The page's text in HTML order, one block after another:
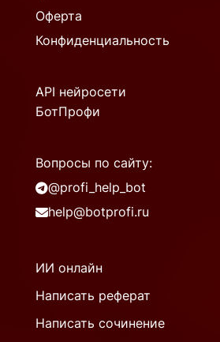
Оферта
Конфиденциальность
API нейросети
БотПрофи
Вопросы по сайту:
@profi_help_bot
help@botprofi.ru
ИИ онлайн
Написать реферат
Написать сочинение